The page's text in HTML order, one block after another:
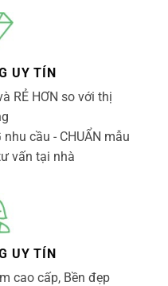
UY TÍN
RẺ HƠN so với thị
cầu - CHUẨN mẫu
vấn tại nhà
UY TÍN
cao cấp, Bền đẹp